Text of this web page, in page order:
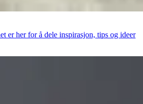
er her for å dele inspirasjon, tips og ideer